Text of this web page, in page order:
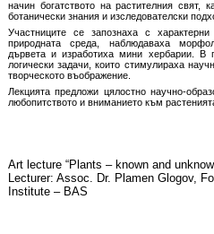
начин богатството на растителния свят,
ботанически знания и изследователски
Участниците се запознаха с
природната среда, наблюдаваха
дървета и изработиха мини хербарии. В
логически задачи, които стимулираха
творческото въображение.
Лекцията предложи цялостно научно-
любопитството и вниманието към
Art lecture “Plants – known and
Lecturer: Assoc. Dr. Plamen Glogov,
Institute – BAS